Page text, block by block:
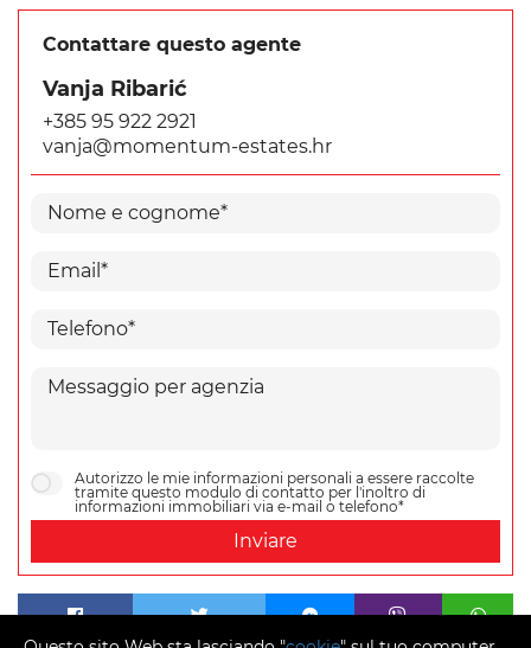
Contattare questo agente
Vanja Ribarić
+385 95 922 2921
vanja@momentum-estates.hr
Autorizzo le mie informazioni personali a essere raccolte
tramite questo modulo di contatto per l'inoltro di
informazioni immobiliari via e-mail o telefono*
Inviare